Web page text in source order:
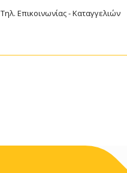
Τηλ. Επικοινωνίας - Καταγγελιών